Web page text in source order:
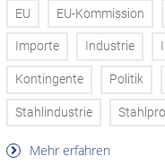
EU EU-Kommission
Importe Industrie
Kontingente Politik
Stahlindustrie
Mehr erfahren